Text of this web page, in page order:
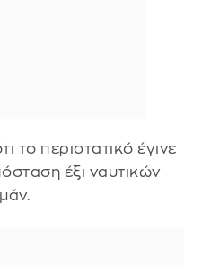
το περιστατικό έγινε
έξι ναυτικών